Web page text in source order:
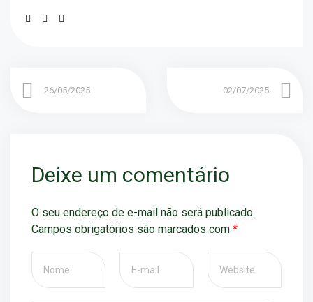
26/05/2025 02/07/2025
Deixe um comentário
O seu endereço de e-mail não será publicado.
Campos obrigatórios são marcados com *